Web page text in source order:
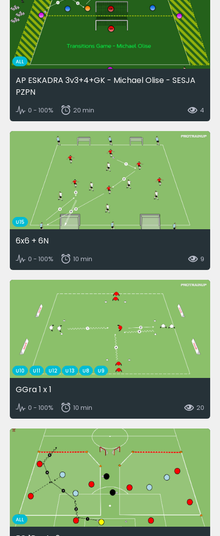
ALL
AP ESKADRA 3v3+4+GK - Michael Olise - SESJA
PZPN
0 - 100% 20 min 4
U15
6x6 + 6N
0 - 100% 10 min 9
U10 U11 U12 U13 U8 U9
GGra 1 x 1
0 - 100% 10 min 20
ALL